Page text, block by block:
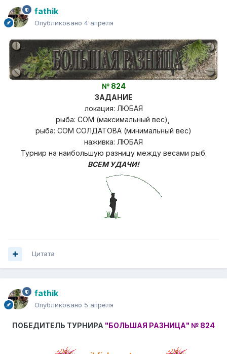
fathik
Опубликовано 4 апреля
№ 824
ЗАДАНИЕ
локация: ЛЮБАЯ
рыба: СОМ (максимальный вес),
рыба: СОМ СОЛДАТОВА (минимальный вес)
наживка: ЛЮБАЯ
Турнир на наибольшую разницу между весами рыб.
ВСЕМ УДАЧИ!
Цитата
fathik
Опубликовано 5 апреля
ПОБЕДИТЕЛЬ ТУРНИРА "БОЛЬШАЯ РАЗНИЦА" № 824